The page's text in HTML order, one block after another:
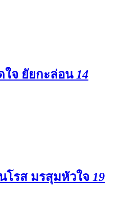
จ ยัยกะล่อน 14
โรส มรสุมหัวใจ 19